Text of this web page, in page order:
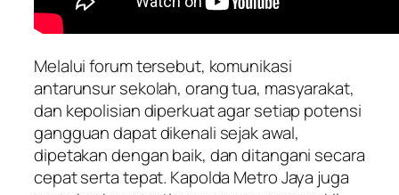
Melalui forum tersebut, komunikasi
antarunsur sekolah, orang tua, masyarakat,
dan kepolisian diperkuat agar setiap potensi
gangguan dapat dikenali sejak awal,
dipetakan dengan baik, dan ditangani secara
cepat serta tepat. Kapolda Metro Jaya juga